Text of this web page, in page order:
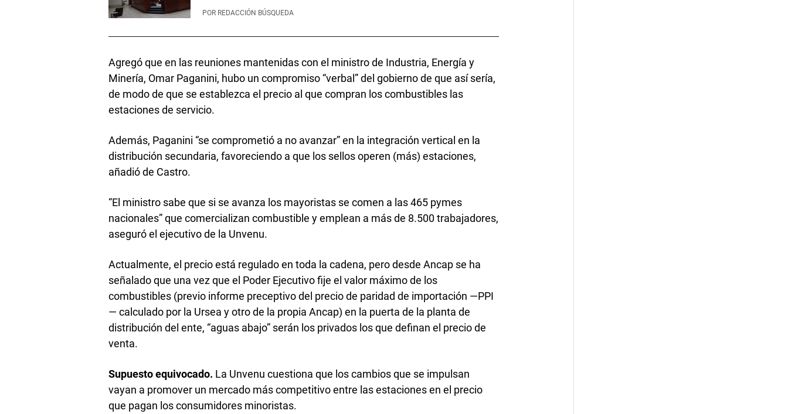
POR REDACCIÓN BÚSQUEDA
Agregó que en las reuniones mantenidas con el ministro de Industria, Energía y
Minería, Omar Paganini, hubo un compromiso “verbal” del gobierno de que así sería,
de modo de que se establezca el precio al que compran los combustibles las
estaciones de servicio.
Además, Paganini “se comprometió a no avanzar” en la integración vertical en la
distribución secundaria, favoreciendo a que los sellos operen (más) estaciones,
añadió de Castro.
“El ministro sabe que si se avanza los mayoristas se comen a las 465 pymes
nacionales” que comercializan combustible y emplean a más de 8.500 trabajadores,
aseguró el ejecutivo de la Unvenu.
Actualmente, el precio está regulado en toda la cadena, pero desde Ancap se ha
señalado que una vez que el Poder Ejecutivo fije el valor máximo de los
combustibles (previo informe preceptivo del precio de paridad de importación —PPI
— calculado por la Ursea y otro de la propia Ancap) en la puerta de la planta de
distribución del ente, “aguas abajo” serán los privados los que definan el precio de
venta.
Supuesto equivocado. La Unvenu cuestiona que los cambios que se impulsan
vayan a promover un mercado más competitivo entre las estaciones en el precio
que pagan los consumidores minoristas.